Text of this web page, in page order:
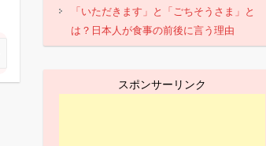
「いただきます」と「ごちそうさま」と
は？日本人が食事の前後に言う理由
スポンサーリンク